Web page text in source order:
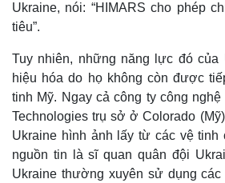
Ukraine, nói: “HIMARS cho phép
tiêu”.
Tuy nhiên, những năng lực đó
hiệu hóa do họ không còn được
tinh Mỹ. Ngay cả công ty công
Technologies trụ sở ở Colorado
Ukraine hình ảnh lấy từ các vệ tinh
nguồn tin là sĩ quan quân đội
Ukraine thường xuyên sử dụng